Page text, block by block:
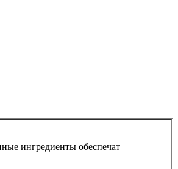
ингредиенты обеспечат